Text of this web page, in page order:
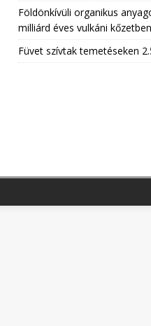
Földönkívüli organikus
milliárd éves vulkáni kőzetben
Füvet szívtak temetéseken